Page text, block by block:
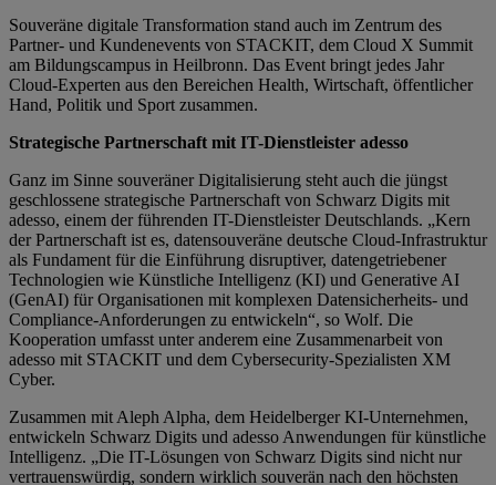
Souveräne digitale Transformation stand auch im Zentrum des
Partner- und Kundenevents von STACKIT, dem Cloud X Summit
am Bildungscampus in Heilbronn. Das Event bringt jedes Jahr
Cloud-Experten aus den Bereichen Health, Wirtschaft, öffentlicher
Hand, Politik und Sport zusammen.
Strategische Partnerschaft mit IT-Dienstleister adesso
Ganz im Sinne souveräner Digitalisierung steht auch die jüngst
geschlossene strategische Partnerschaft von Schwarz Digits mit
adesso, einem der führenden IT-Dienstleister Deutschlands. „Kern
der Partnerschaft ist es, datensouveräne deutsche Cloud-Infrastruktur
als Fundament für die Einführung disruptiver, datengetriebener
Technologien wie Künstliche Intelligenz (KI) und Generative AI
(GenAI) für Organisationen mit komplexen Datensicherheits- und
Compliance-Anforderungen zu entwickeln“, so Wolf. Die
Kooperation umfasst unter anderem eine Zusammenarbeit von
adesso mit STACKIT und dem Cybersecurity-Spezialisten XM
Cyber.
Zusammen mit Aleph Alpha, dem Heidelberger KI-Unternehmen,
entwickeln Schwarz Digits und adesso Anwendungen für künstliche
Intelligenz. „Die IT-Lösungen von Schwarz Digits sind nicht nur
vertrauenswürdig, sondern wirklich souverän nach den höchsten